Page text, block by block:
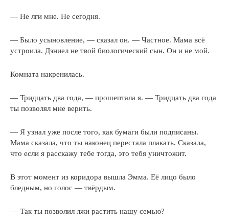
— Не лги мне. Не сегодня.
— Было усыновление, — сказал он. — Частное. Мама всё
устроила. Дэниел не твой биологический сын. Он и не мой.
Комната накренилась.
— Тридцать два года, — прошептала я. — Тридцать два года
ты позволял мне верить.
— Я узнал уже после того, как бумаги были подписаны.
Мама сказала, что ты наконец перестала плакать. Сказала,
что если я расскажу тебе тогда, это тебя уничтожит.
В этот момент из коридора вышла Эмма. Её лицо было
бледным, но голос — твёрдым.
— Так ты позволил лжи растить нашу семью?